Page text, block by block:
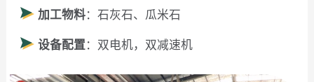
加工物料：石灰石、瓜米石
设备配置：双电机，双减速机